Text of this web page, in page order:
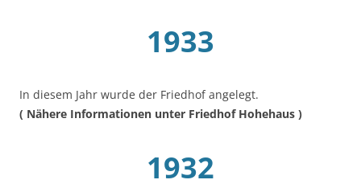
1933
In diesem Jahr wurde der Friedhof angelegt.
( Nähere Informationen unter Friedhof Hohehaus )
1932